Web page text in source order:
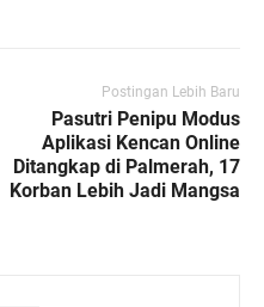
Postingan Lebih Baru
Pasutri Penipu Modus
Aplikasi Kencan Online
Ditangkap di Palmerah, 17
Korban Lebih Jadi Mangsa